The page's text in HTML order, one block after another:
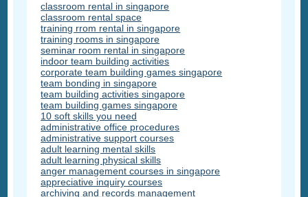
classroom rental in singapore
classroom rental space
training rrom rental in singapore
training rooms in singapore
seminar room rental in singapore
indoor team building activities
corporate team building games singapore
team bonding in singapore
team building activities singapore
team building games singapore
10 soft skills you need
administrative office procedures
administrative support courses
adult learning mental skills
adult learning physical skills
anger management courses in singapore
appreciative inquiry courses
archiving and records management